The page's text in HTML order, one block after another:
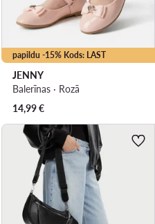
papildu -15% Kods: LAST
JENNY
Balerīnas · Rozā
14,99€